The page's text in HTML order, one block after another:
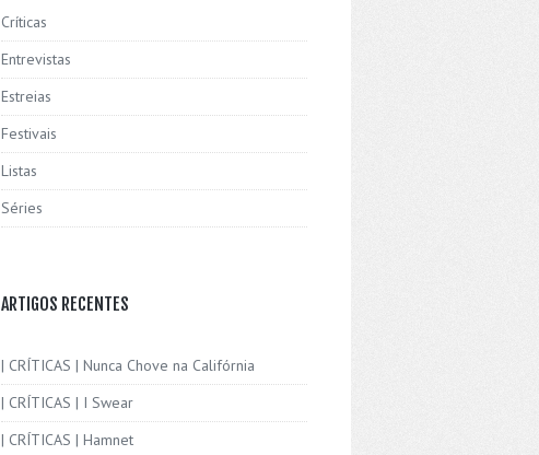
Críticas
Entrevistas
Estreias
Festivais
Listas
Séries
ARTIGOS RECENTES
| CRÍTICAS | Nunca Chove na Califórnia
| CRÍTICAS | I Swear
| CRÍTICAS | Hamnet